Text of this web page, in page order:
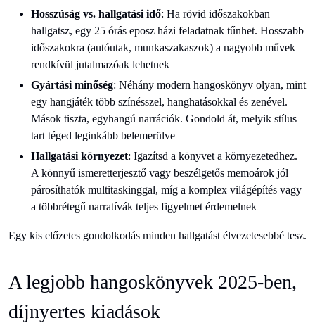
Hosszúság vs. hallgatási idő: Ha rövid időszakokban
hallgatsz, egy 25 órás eposz házi feladatnak tűnhet. Hosszabb
időszakokra (autóutak, munkaszakaszok) a nagyobb művek
rendkívül jutalmazóak lehetnek
Gyártási minőség: Néhány modern hangoskönyv olyan, mint
egy hangjáték több színésszel, hanghatásokkal és zenével.
Mások tiszta, egyhangú narrációk. Gondold át, melyik stílus
tart téged leginkább belemerülve
Hallgatási környezet: Igazítsd a könyvet a környezetedhez.
A könnyű ismeretterjesztő vagy beszélgetős memoárok jól
párosíthatók multitaskinggal, míg a komplex világépítés vagy
a többrétegű narratívák teljes figyelmet érdemelnek
Egy kis előzetes gondolkodás minden hallgatást élvezetesebbé tesz.
A legjobb hangoskönyvek 2025-ben,
díjnyertes kiadások